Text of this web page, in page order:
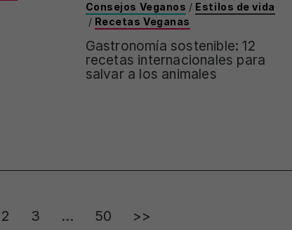
Consejos Veganos / Estilos de vida
/ Recetas Veganas
Gastronomía sostenible: 12
recetas internacionales para
salvar a los animales
2 3 … 50 >>